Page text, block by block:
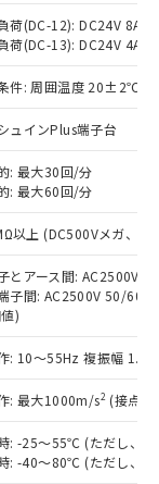
荷(DC-12): DC24V 8A/
荷(DC-13): DC24V 4A/
件: 周囲温度 20±2℃、
ュインPlus端子台
: 最大30回/分
: 最大60回/分
以上 (DC500Vメガ、点
とアース間: AC2500V
子間: AC2500V 50/
)
: 10～55Hz 複振幅
: 最大1000m/s2 (接点
: -25～55℃ (ただし、氷
: -40～80℃ (ただし、氷
結果は、
社内デー
あり、閲
および標
ことをご
格はお客
担当のオ
販売員に
社販売拠
をご確認
を当社の
または開
作成サー
、I-Web
る必要が
などや
下、 カド
ビフェニル
エーテル類
ルヘキシ
ル酸ブチ
ジブチル
チル
に対する
を超える意
、予定
。
へお問
化ビフェ
ニルエーテ
フタル酸ジ
ルベンジ
てが基
有害物
影響を
へお問
ち、外国
る商品
を輸出
は、日本
取引許
続きを
合は、完
出されな
ミサイ
はその他
等に一切
販売する
容を当
当社は、
係者が違
合は、取
庫あり
につ
先、ま
制御
にご確
状況の
種